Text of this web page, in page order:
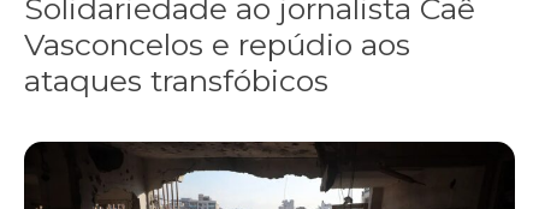
Solidariedade ao jornalista Caê
Vasconcelos e repúdio aos
ataques transfóbicos
“Funeral para toda Gaza” — enquanto o Conselho da Paz